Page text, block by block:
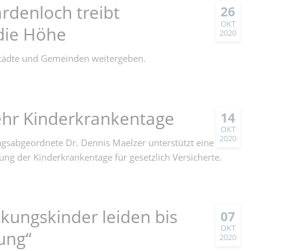
26
OKT
2020
treibt
Höhe
und Gemeinden weitergeben.
14
OKT
2020
Kinderkrankentage
Dr. Dennis Maelzer unterstützt eine
der Kinderkrankentage für gesetzlich Versicherte.
07
OKT
2020
leiden bis